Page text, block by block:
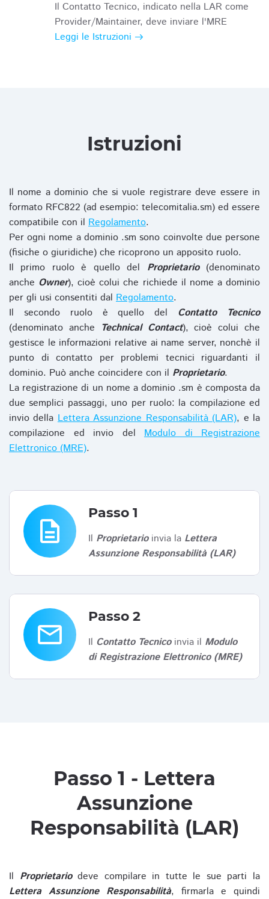
Il Contatto Tecnico, indicato nella LAR come
Provider/Maintainer, deve inviare l'MRE
Leggi le Istruzioni
Istruzioni
Il nome a dominio che si vuole registrare deve essere in
formato RFC822 (ad esempio: telecomitalia.sm) ed essere
compatibile con il Regolamento.
Per ogni nome a dominio .sm sono coinvolte due persone
(fisiche o giuridiche) che ricoprono un apposito ruolo.
Il primo ruolo è quello del Proprietario(denominato
anche Owner), cioè colui che richiede il nome a dominio
per gli usi consentiti dal Regolamento.
Il secondo ruolo è quello del Contatto Tecnico
(denominato anche Technical Contact), cioè colui che
gestisce le informazioni relative ai name server, nonchè il
punto di contatto per problemi tecnici riguardanti il
dominio. Può anche coincidere con il Proprietario.
La registrazione di un nome a dominio .sm è composta da
due semplici passaggi, uno per ruolo: la compilazione ed
invio dellaLettera Assunzione Responsabilità (LAR), e la
compilazione ed invio del Modulo di Registrazione
Elettronico (MRE).
description
Passo 1
Il Proprietarioinvia la Lettera
Assunzione Responsabilità (LAR)
email
Passo 2
Il Contatto Tecnicoinvia il Modulo
di Registrazione Elettronico (MRE)
Passo 1 - Lettera
Assunzione
Responsabilità (LAR)
Il Proprietariodeve compilare in tutte le sue parti la
Lettera Assunzione Responsabilità, firmarla e quindi